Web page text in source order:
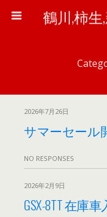
2026年7月26日
サマーセール
NO RESPONSES
2026年2月9日
GSX-8TT 在庫